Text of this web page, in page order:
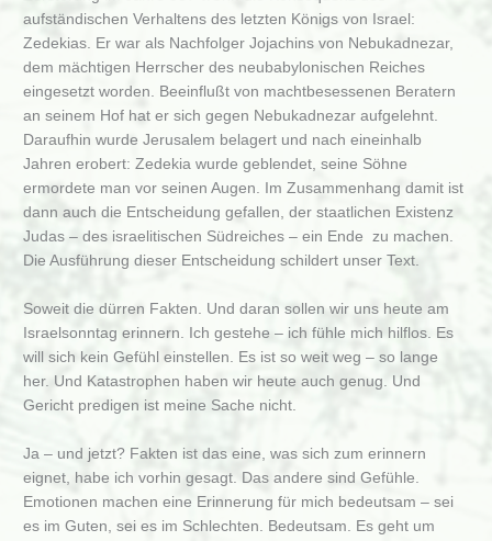
aufständischen Verhaltens des letzten Königs von Israel:
Zedekias. Er war als Nachfolger Jojachins von Nebukadnezar,
dem mächtigen Herrscher des neubabylonischen Reiches
eingesetzt worden. Beeinflußt von machtbesessenen Beratern
an seinem Hof hat er sich gegen Nebukadnezar aufgelehnt.
Daraufhin wurde Jerusalem belagert und nach eineinhalb
Jahren erobert: Zedekia wurde geblendet, seine Söhne
ermordete man vor seinen Augen. Im Zusammenhang damit ist
dann auch die Entscheidung gefallen, der staatlichen Existenz
Judas – des israelitischen Südreiches – ein Ende zu machen.
Die Ausführung dieser Entscheidung schildert unser Text.
Soweit die dürren Fakten. Und daran sollen wir uns heute am
Israelsonntag erinnern. Ich gestehe – ich fühle mich hilflos. Es
will sich kein Gefühl einstellen. Es ist so weit weg – so lange
her. Und Katastrophen haben wir heute auch genug. Und
Gericht predigen ist meine Sache nicht.
Ja – und jetzt? Fakten ist das eine, was sich zum erinnern
eignet, habe ich vorhin gesagt. Das andere sind Gefühle.
Emotionen machen eine Erinnerung für mich bedeutsam – sei
es im Guten, sei es im Schlechten. Bedeutsam. Es geht um